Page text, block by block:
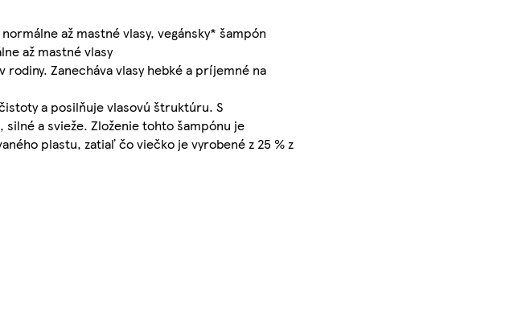
až mastné vlasy, vegánsky* šampón
až mastné vlasy
Zanecháva vlasy hebké a príjemné na
a posilňuje vlasovú štruktúru. S
a svieže. Zloženie tohto šampónu je
plastu, zatiaľ čo viečko je vyrobené z 25 % z